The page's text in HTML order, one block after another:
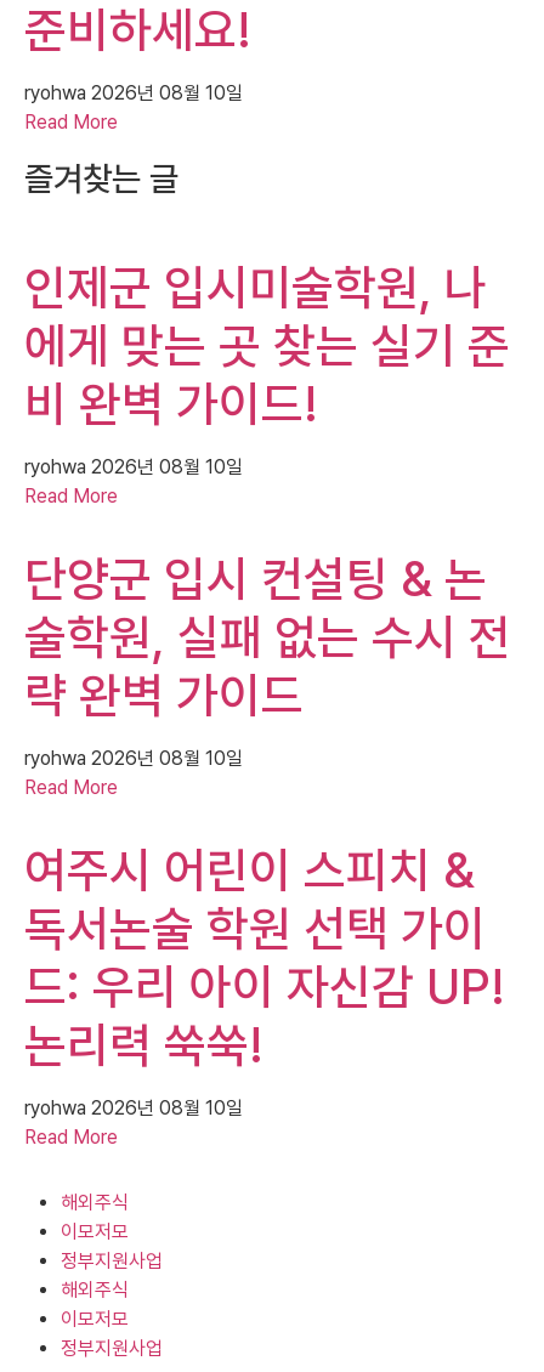
준비하세요!
ryohwa 2026년 08월 10일
Read More
즐겨찾는 글
인제군 입시미술학원, 나
에게 맞는 곳 찾는 실기 준
비 완벽 가이드!
ryohwa 2026년 08월 10일
Read More
단양군 입시 컨설팅 & 논
술학원, 실패 없는 수시 전
략 완벽 가이드
ryohwa 2026년 08월 10일
Read More
여주시 어린이 스피치 &
독서논술 학원 선택 가이
드: 우리 아이 자신감 UP!
논리력 쑥쑥!
ryohwa 2026년 08월 10일
Read More
해외주식
이모저모
정부지원사업
해외주식
이모저모
정부지원사업